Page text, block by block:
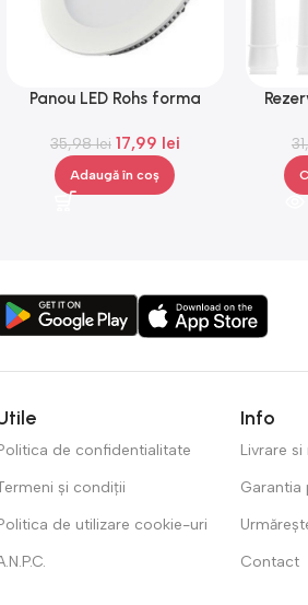
Panou LED Rohs forma
3000 K
35,98lei 17,99 lei
Adaugă în coș
de confidentialitate
și condiții
de utilizare cookie-uri
Info
Livrare si
Garantia
Contact